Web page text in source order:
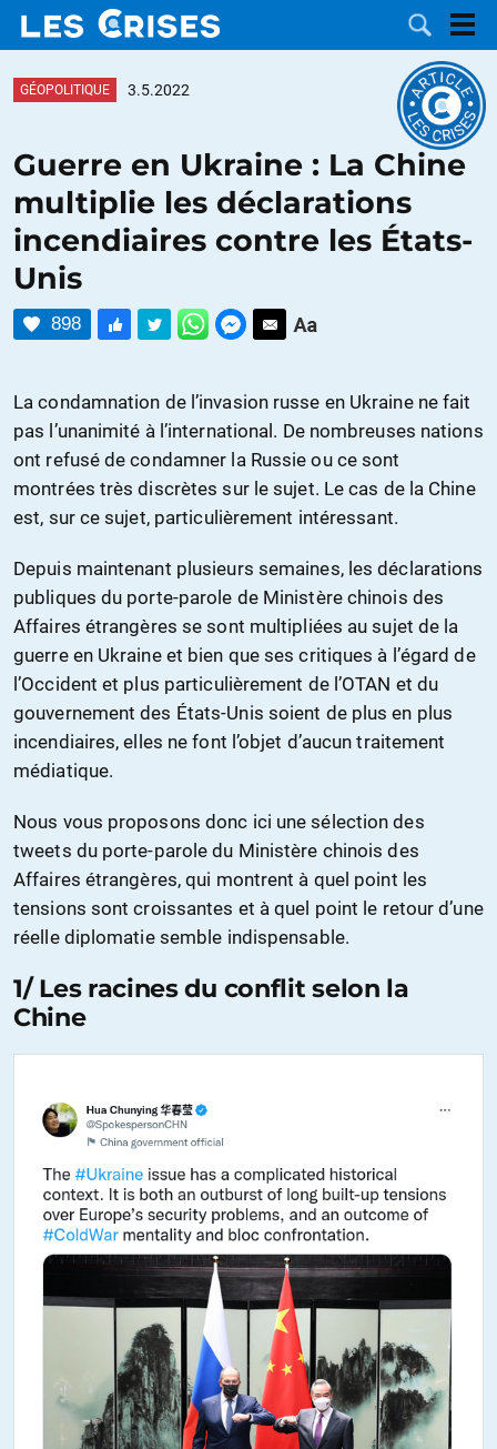
DOSSIERS
CATÉGORIES
CONTACTER
FAIRE UN
DON
GÉOPOLITIQUE 3.5.2022
Guerre en Ukraine : La Chine
multiplie les déclarations
incendiaires contre les États-
Unis
898
La condamnation de l’invasion russe en Ukraine ne fait
pas l’unanimité à l’international. De nombreuses nations
ont refusé de condamner la Russie ou ce sont
montrées très discrètes sur le sujet. Le cas de la Chine
est, sur ce sujet, particulièrement intéressant.
Depuis maintenant plusieurs semaines, les déclarations
publiques du porte-parole de Ministère chinois des
Affaires étrangères se sont multipliées au sujet de la
guerre en Ukraine et bien que ses critiques à l’égard de
l’Occident et plus particulièrement de l’OTAN et du
gouvernement des États-Unis soient de plus en plus
incendiaires, elles ne font l’objet d’aucun traitement
médiatique.
Nous vous proposons donc ici une sélection des
tweets du porte-parole du Ministère chinois des
Affaires étrangères, qui montrent à quel point les
tensions sont croissantes et à quel point le retour d’une
réelle diplomatie semble indispensable.
1/ Les racines du conflit selon la
Chine